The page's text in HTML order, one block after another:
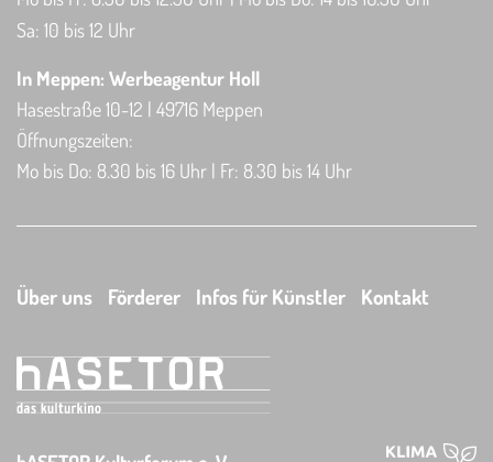
Sa: 10 bis 12 Uhr
In Meppen: Werbeagentur Holl
Hasestraße 10-12 | 49716 Meppen
Öffnungszeiten:
Mo bis Do: 8.30 bis 16 Uhr | Fr: 8.30 bis 14 Uhr
Über uns Förderer Infos für Künstler Kontakt